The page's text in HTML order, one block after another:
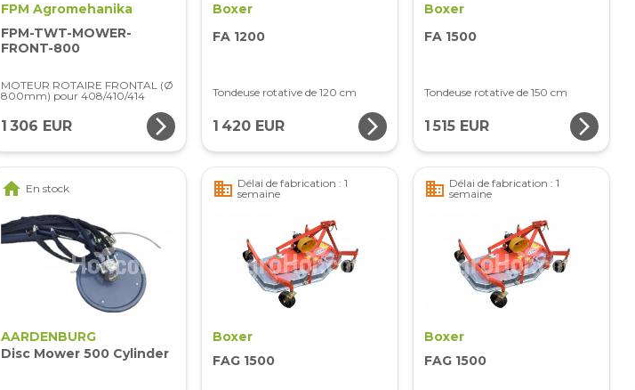
FPM Agromehanika
FPM-TWT-MOWER-
FRONT-800
MOTEUR ROTAIRE FRONTAL (Ø
800mm) pour 408/410/414
1 306 EUR arrow_forward_ios
Boxer
FA 1200
Tondeuse rotative de 120 cm
1 420 EUR arrow_forward_ios
Boxer
FA 1500
Tondeuse rotative de 150 cm
1 515 EUR arrow_forward_ios
home En stock
AARDENBURG
Disc Mower 500 Cylinder
business Délai de fabrication : 1
semaine
Boxer
FAG 1500
business Délai de fabrication : 1
semaine
Boxer
FAG 1500